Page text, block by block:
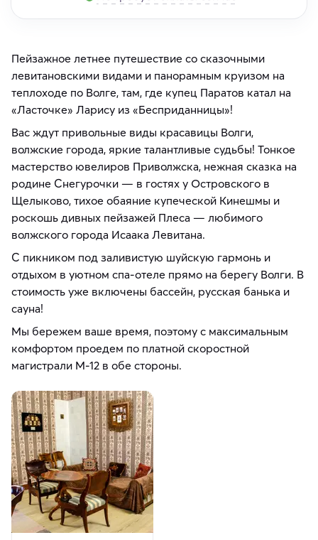
Пейзажное летнее путешествие со сказочными
левитановскими видами и панорамным круизом на
теплоходе по Волге, там, где купец Паратов катал на
«Ласточке» Ларису из «Бесприданницы»!
Вас ждут привольные виды красавицы Волги,
волжские города, яркие талантливые судьбы! Тонкое
мастерство ювелиров Приволжска, нежная сказка на
родине Снегурочки — в гостях у Островского в
Щелыково, тихое обаяние купеческой Кинешмы и
роскошь дивных пейзажей Плеса — любимого
волжского города Исаака Левитана.
С пикником под заливистую шуйскую гармонь и
отдыхом в уютном спа-отеле прямо на берегу Волги. В
стоимость уже включены бассейн, русская банька и
сауна!
Мы бережем ваше время, поэтому с максимальным
комфортом проедем по платной скоростной
магистрали М-12 в обе стороны.